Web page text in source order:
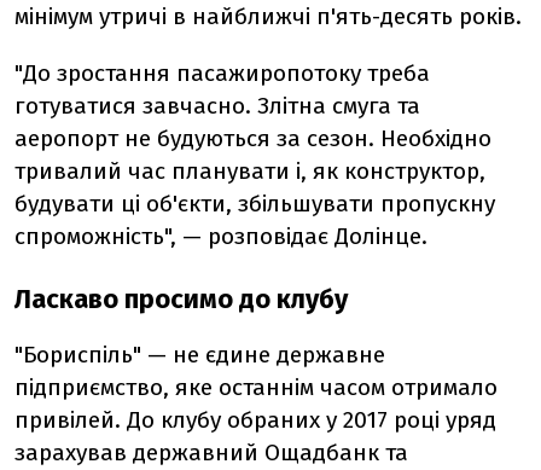
мінімум утричі в найближчі п'ять-десять років.
"До зростання пасажиропотоку треба
готуватися завчасно. Злітна смуга та
аеропорт не будуються за сезон. Необхідно
тривалий час планувати і, як конструктор,
будувати ці об'єкти, збільшувати пропускну
спроможність", — розповідає Долінце.
Ласкаво просимо до клубу
"Бориспіль" — не єдине державне
підприємство, яке останнім часом отримало
привілей. До клубу обраних у 2017 році уряд
зарахував державний Ощадбанк та